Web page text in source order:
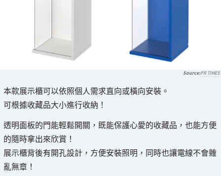
PR TIMES
本款展示櫃可以依照個人需求直向或橫向安裝。
可根據收藏品大小進行收納！
透明面板的門能輕鬆開關，既能保護心愛的收藏品，也能方便
的隨時拿出來欣賞！
展示櫃背後有開孔設計，方便安裝照明，同時也讓電線不會雜
亂無章！